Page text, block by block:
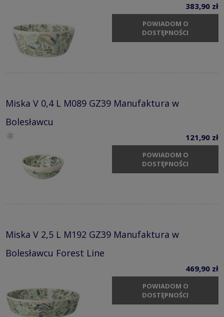
383,90 zł
POWIADOM O
DOSTĘPNOŚCI
Miska V 0,4 L M089 GZ39 Manufaktura w
Bolesławcu
121,90 zł
POWIADOM O
DOSTĘPNOŚCI
Miska V 2,5 L M192 GZ39 Manufaktura w
Bolesławcu Forest Line
469,90 zł
POWIADOM O
DOSTĘPNOŚCI